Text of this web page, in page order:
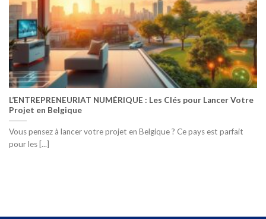
L’ENTREPRENEURIAT NUMÉRIQUE : Les Clés pour Lancer Votre
Projet en Belgique
Vous pensez à lancer votre projet en Belgique ? Ce pays est parfait
pour les [...]